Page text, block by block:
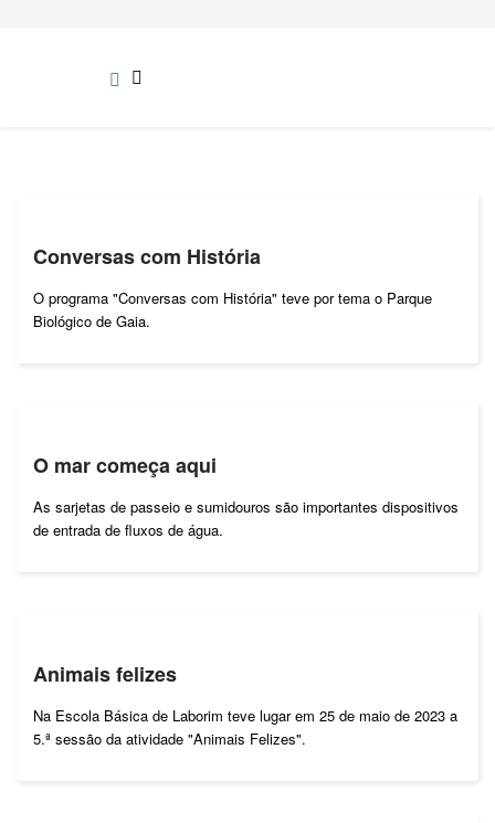
Conversas com História
O programa "Conversas com História" teve por tema o Parque
Biológico de Gaia.
O mar começa aqui
As sarjetas de passeio e sumidouros são importantes dispositivos
de entrada de fluxos de água.
Animais felizes
Na Escola Básica de Laborim teve lugar em 25 de maio de 2023 a
5.ª sessão da atividade "Animais Felizes".